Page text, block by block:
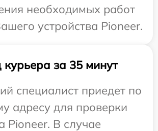
необходимых работ
устройства Pioneer.
за 35 минут
специалист приедет по
адресу для проверки
Pioneer. В случае